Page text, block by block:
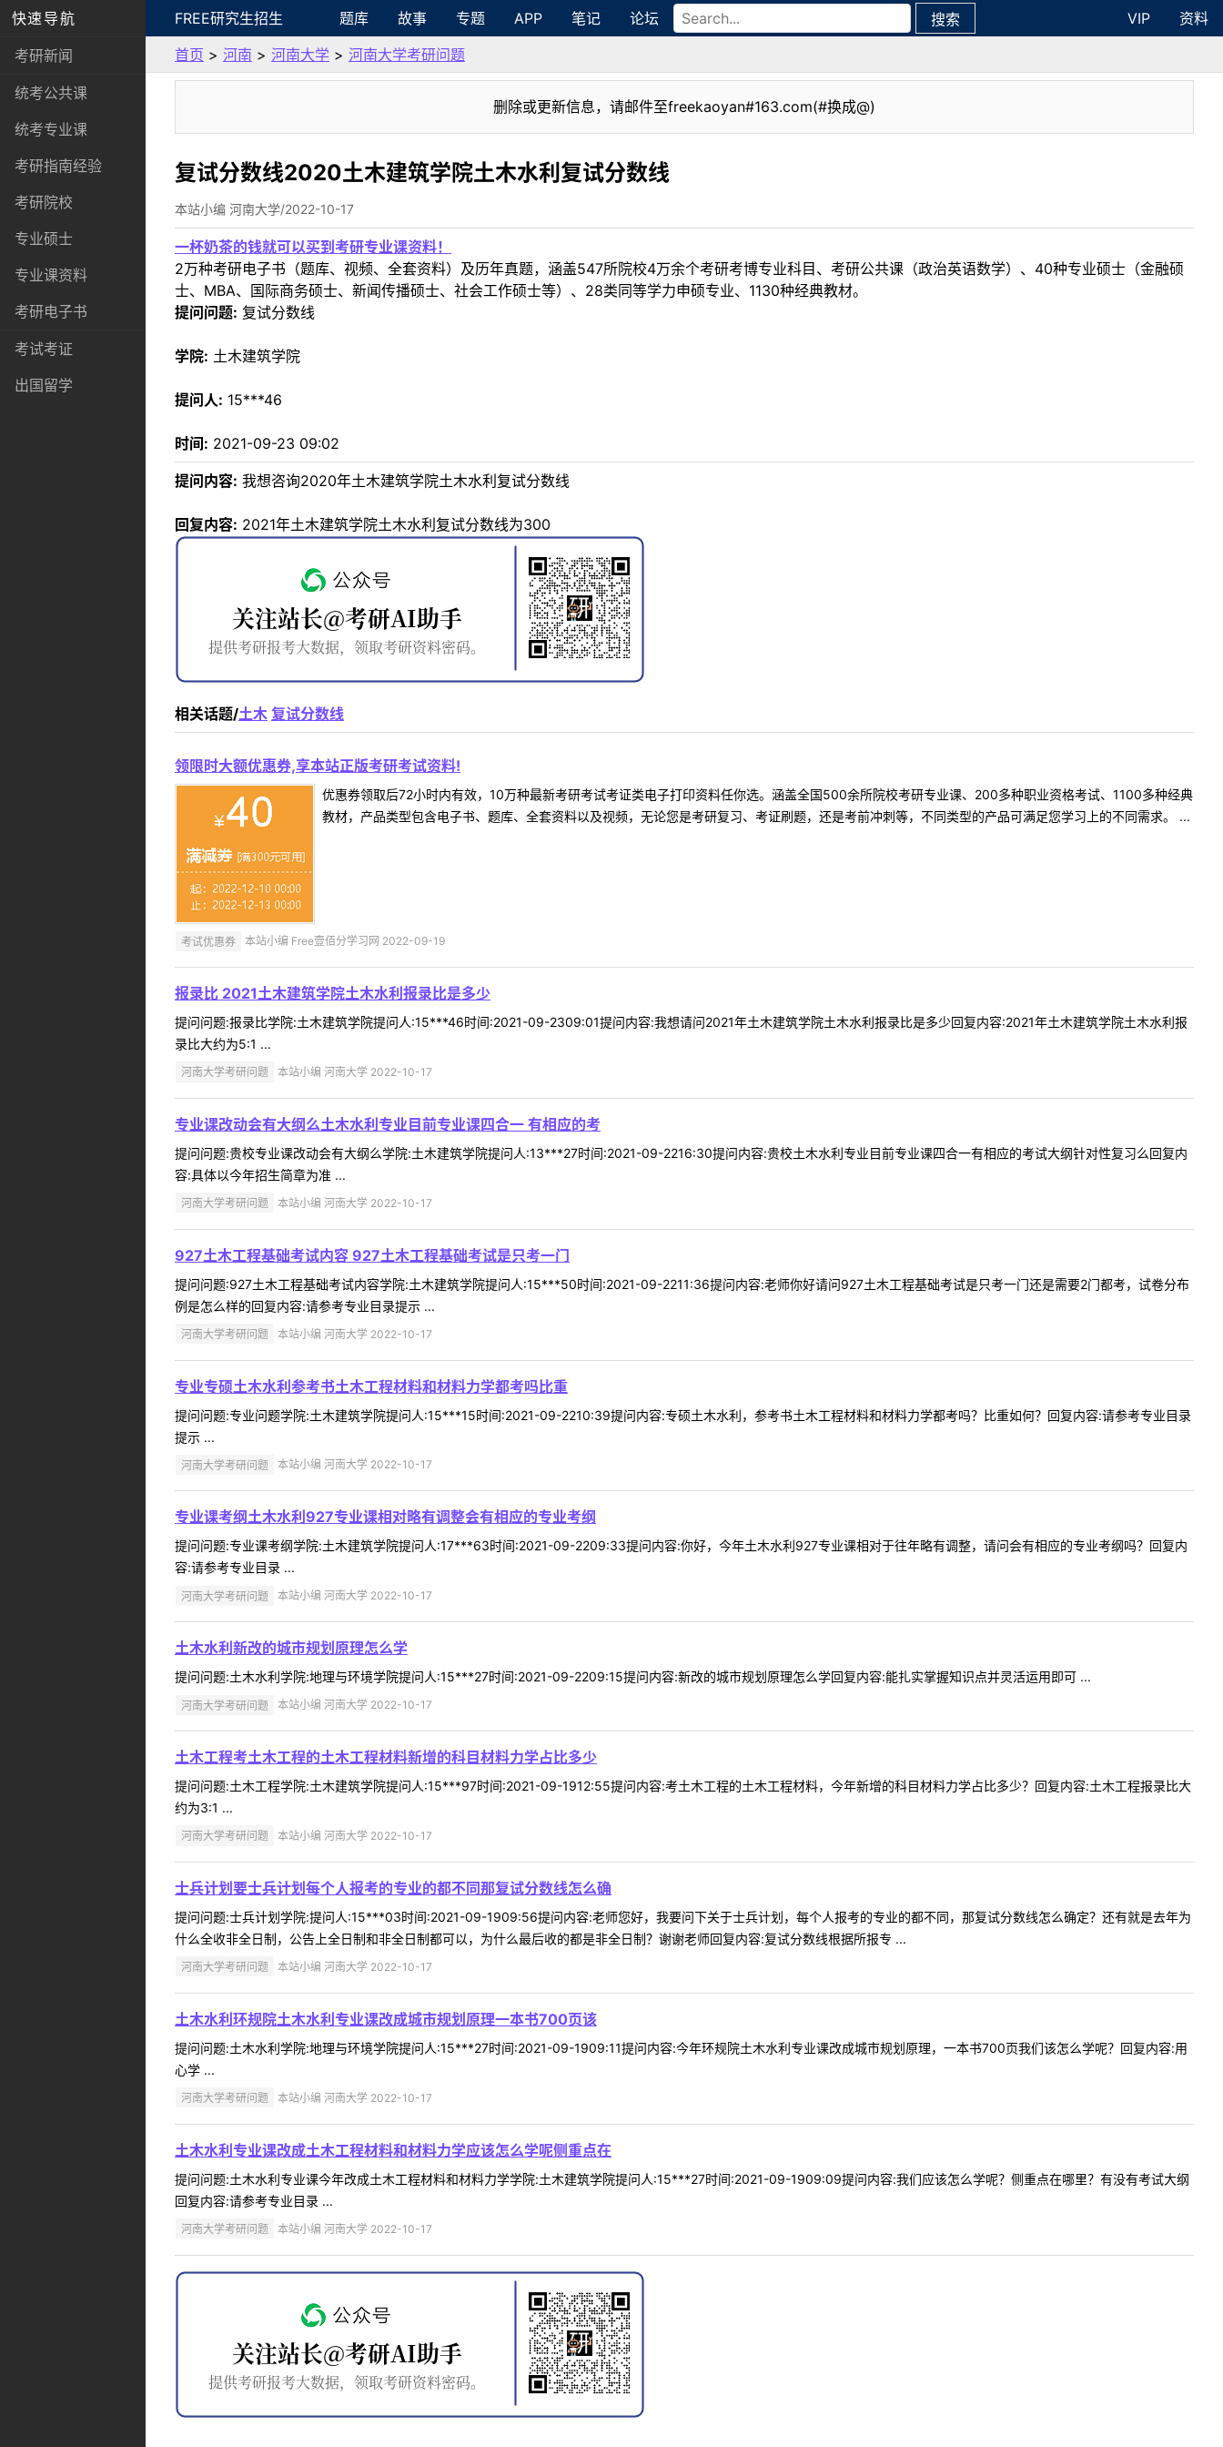
快速导航
考研新闻
统考公共课
统考专业课
考研指南经验
考研院校
专业硕士
专业课资料
考研电子书
考试考证
出国留学
FREE研究生招生 题库 故事 专题 APP 笔记 论坛 搜索 VIP
资料
首页 > 河南 > 河南大学 > 河南大学考研问题
删除或更新信息，请邮件至freekaoyan#163.com(#换成@)
复试分数线2020土木建筑学院土木水利复试分数线
本站小编 河南大学/2022-10-17
一杯奶茶的钱就可以买到考研专业课资料！
2万种考研电子书（题库、视频、全套资料）及历年真题，涵盖547所院校4万余个考研考博专业科目、考研公共课（政治英语数学）、40种专业硕士（金融硕
士、MBA、国际商务硕士、新闻传播硕士、社会工作硕士等）、28类同等学力申硕专业、1130种经典教材。
提问问题: 复试分数线
学院: 土木建筑学院
提问人: 15***46
时间: 2021-09-23 09:02
提问内容: 我想咨询2020年土木建筑学院土木水利复试分数线
回复内容: 2021年土木建筑学院土木水利复试分数线为300
相关话题/土木 复试分数线
领限时大额优惠券,享本站正版考研考试资料!
优惠券领取后72小时内有效，10万种最新考研考试考证类电子打印资料任你选。涵盖全国500余所院校考研专业课、200多种职业资格考试、1100多种经典
教材，产品类型包含电子书、题库、全套资料以及视频，无论您是考研复习、考证刷题，还是考前冲刺等，不同类型的产品可满足您学习上的不同需求。 ...
考试优惠券 本站小编 Free壹佰分学习网 2022-09-19
报录比 2021土木建筑学院土木水利报录比是多少
提问问题:报录比学院:土木建筑学院提问人:15***46时间:2021-09-2309:01提问内容:我想请问2021年土木建筑学院土木水利报录比是多少回复内容:2021年土木建筑学院土木水利报
录比大约为5:1 ...
河南大学考研问题 本站小编 河南大学 2022-10-17
专业课改动会有大纲么土木水利专业目前专业课四合一 有相应的考
提问问题:贵校专业课改动会有大纲么学院:土木建筑学院提问人:13***27时间:2021-09-2216:30提问内容:贵校土木水利专业目前专业课四合一有相应的考试大纲针对性复习么回复内
容:具体以今年招生简章为准 ...
河南大学考研问题 本站小编 河南大学 2022-10-17
927土木工程基础考试内容 927土木工程基础考试是只考一门
提问问题:927土木工程基础考试内容学院:土木建筑学院提问人:15***50时间:2021-09-2211:36提问内容:老师你好请问927土木工程基础考试是只考一门还是需要2门都考，试卷分布
例是怎么样的回复内容:请参考专业目录提示 ...
河南大学考研问题 本站小编 河南大学 2022-10-17
专业专硕土木水利参考书土木工程材料和材料力学都考吗比重
提问问题:专业问题学院:土木建筑学院提问人:15***15时间:2021-09-2210:39提问内容:专硕土木水利，参考书土木工程材料和材料力学都考吗？比重如何？回复内容:请参考专业目录
提示 ...
河南大学考研问题 本站小编 河南大学 2022-10-17
专业课考纲土木水利927专业课相对略有调整会有相应的专业考纲
提问问题:专业课考纲学院:土木建筑学院提问人:17***63时间:2021-09-2209:33提问内容:你好，今年土木水利927专业课相对于往年略有调整，请问会有相应的专业考纲吗？回复内
容:请参考专业目录 ...
河南大学考研问题 本站小编 河南大学 2022-10-17
土木水利新改的城市规划原理怎么学
提问问题:土木水利学院:地理与环境学院提问人:15***27时间:2021-09-2209:15提问内容:新改的城市规划原理怎么学回复内容:能扎实掌握知识点并灵活运用即可 ...
河南大学考研问题 本站小编 河南大学 2022-10-17
土木工程考土木工程的土木工程材料新增的科目材料力学占比多少
提问问题:土木工程学院:土木建筑学院提问人:15***97时间:2021-09-1912:55提问内容:考土木工程的土木工程材料，今年新增的科目材料力学占比多少？回复内容:土木工程报录比大
约为3:1 ...
河南大学考研问题 本站小编 河南大学 2022-10-17
士兵计划要士兵计划每个人报考的专业的都不同那复试分数线怎么确
提问问题:士兵计划学院:提问人:15***03时间:2021-09-1909:56提问内容:老师您好，我要问下关于士兵计划，每个人报考的专业的都不同，那复试分数线怎么确定？还有就是去年为
什么全收非全日制，公告上全日制和非全日制都可以，为什么最后收的都是非全日制？谢谢老师回复内容:复试分数线根据所报专 ...
河南大学考研问题 本站小编 河南大学 2022-10-17
土木水利环规院土木水利专业课改成城市规划原理一本书700页该
提问问题:土木水利学院:地理与环境学院提问人:15***27时间:2021-09-1909:11提问内容:今年环规院土木水利专业课改成城市规划原理，一本书700页我们该怎么学呢？回复内容:用
心学 ...
河南大学考研问题 本站小编 河南大学 2022-10-17
土木水利专业课改成土木工程材料和材料力学应该怎么学呢侧重点在
提问问题:土木水利专业课今年改成土木工程材料和材料力学学院:土木建筑学院提问人:15***27时间:2021-09-1909:09提问内容:我们应该怎么学呢？侧重点在哪里？有没有考试大纲
回复内容:请参考专业目录 ...
河南大学考研问题 本站小编 河南大学 2022-10-17